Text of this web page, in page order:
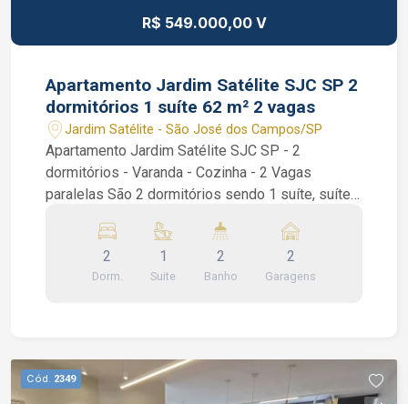
R$ 549.000,00 V
Apartamento Jardim Satélite SJC SP 2
dormitórios 1 suíte 62 m² 2 vagas
Jardim Satélite - São José dos Campos/SP
Apartamento Jardim Satélite SJC SP - 2
dormitórios - Varanda - Cozinha - 2 Vagas
paralelas São 2 dormitórios sendo 1 suíte, suíte
varanda, cozinha com armários planejados e área
de serviços. Condomínio com portaria 24 horas,
piscina, playground, salão de festas, academia e
2
Dorm.
1
Suite
2
Banho
2
Garagens
Cód. 2349